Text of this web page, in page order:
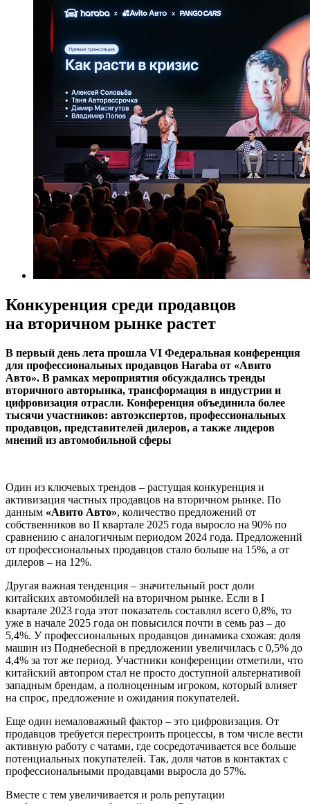
Конкуренция среди продавцов
на вторичном рынке растет
В первый день лета прошла VI Федеральная конференция
для профессиональных продавцов Haraba от «Авито
Авто». В рамках мероприятия обсуждались тренды
вторичного авторынка, трансформация в индустрии и
цифровизация отрасли. Конференция объединила более
тысячи участников: автоэкспертов, профессиональных
продавцов, представителей дилеров, а также лидеров
мнений из автомобильной сферы
Один из ключевых трендов – растущая конкуренция и
активизация частных продавцов на вторичном рынке. По
данным «Авито Авто», количество предложений от
собственников во II квартале 2025 года выросло на 90% по
сравнению с аналогичным периодом 2024 года. Предложений
от профессиональных продавцов стало больше на 15%, а от
дилеров – на 12%.
Другая важная тенденция – значительный рост доли
китайских автомобилей на вторичном рынке. Если в I
квартале 2023 года этот показатель составлял всего 0,8%, то
уже в начале 2025 года он повысился почти в семь раз – до
5,4%. У профессиональных продавцов динамика схожая: доля
машин из Поднебесной в предложении увеличилась с 0,5% до
4,4% за тот же период. Участники конференции отметили, что
китайский автопром стал не просто доступной альтернативой
западным брендам, а полноценным игроком, который влияет
на спрос, предложение и ожидания покупателей.
Еще один немаловажный фактор – это цифровизация. От
продавцов требуется перестроить процессы, в том числе вести
активную работу с чатами, где сосредотачивается все больше
потенциальных покупателей. Так, доля чатов в контактах с
профессиональными продавцами выросла до 57%.
Вместе с тем увеличивается и роль репутации